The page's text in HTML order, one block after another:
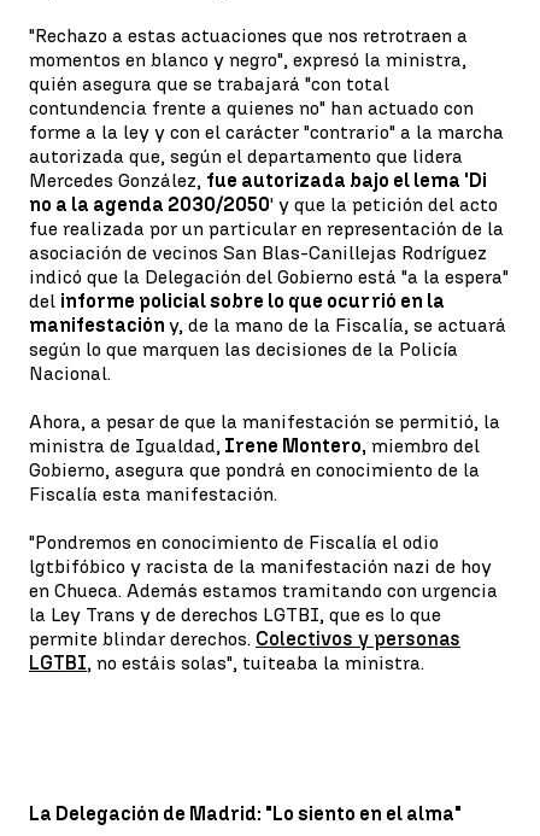
"Rechazo a estas actuaciones que nos retrotraen a
momentos en blanco y negro", expresó la ministra,
quién asegura que se trabajará "con total
contundencia frente a quienes no" han actuado con
forme a la ley y con el carácter "contrario" a la marcha
autorizada que, según el departamento que lidera
Mercedes González, fue autorizada bajo el lema 'Di
no a la agenda 2030/2050' y que la petición del acto
fue realizada por un particular en representación de la
asociación de vecinos San Blas-Canillejas Rodríguez
indicó que la Delegación del Gobierno está "a la espera"
del informe policial sobre lo que ocurrió en la
manifestación y, de la mano de la Fiscalía, se actuará
según lo que marquen las decisiones de la Policía
Nacional.
Ahora, a pesar de que la manifestación se permitió, la
ministra de Igualdad, Irene Montero, miembro del
Gobierno, asegura que pondrá en conocimiento de la
Fiscalía esta manifestación.
"Pondremos en conocimiento de Fiscalía el odio
lgtbifóbico y racista de la manifestación nazi de hoy
en Chueca. Además estamos tramitando con urgencia
la Ley Trans y de derechos LGTBI, que es lo que
permite blindar derechos. Colectivos y personas
LGTBI, no estáis solas", tuiteaba la ministra.
La Delegación de Madrid: "Lo siento en el alma"